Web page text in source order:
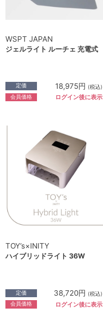
WSPT JAPAN
ジェルライト ルーチェ 充電式
定価 18,975円 (税込)
会員価格 ログイン後に表示
TOY’s×INITY
ハイブリッドライト 36W
定価 38,720円 (税込)
会員価格 ログイン後に表示